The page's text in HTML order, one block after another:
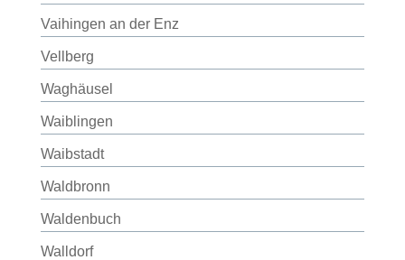
Vaihingen an der Enz
Vellberg
Waghäusel
Waiblingen
Waibstadt
Waldbronn
Waldenbuch
Walldorf